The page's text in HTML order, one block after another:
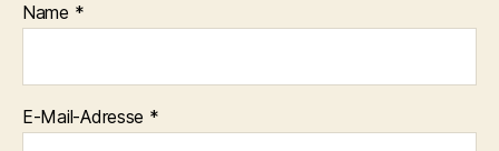
Name *
E-Mail-Adresse *